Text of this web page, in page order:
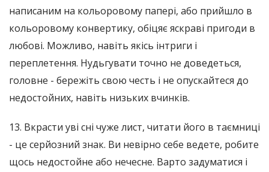
написаним на кольоровому папері, або прийшло в
кольоровому конвертику, обіцяє яскраві пригоди в
любові. Можливо, навіть якісь інтриги і
переплетення. Нудьгувати точно не доведеться,
головне - бережіть свою честь і не опускайтеся до
недостойних, навіть низьких вчинків.
13. Вкрасти уві сні чуже лист, читати його в таємниці
- це серйозний знак. Ви невірно себе ведете, робите
щось недостойне або нечесне. Варто задуматися і